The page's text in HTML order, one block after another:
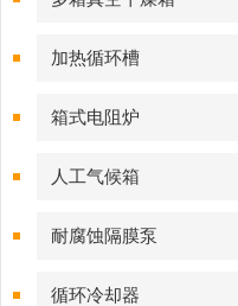
加热循环槽
箱式电阻炉
人工气候箱
耐腐蚀隔膜泵
循环冷却器